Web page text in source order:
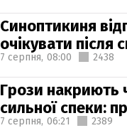
Синоптикиня
очікувати після
7 серпня, 08:00 2438
Грози накриють
сильної спеки:
7 серпня, 06:21 2389